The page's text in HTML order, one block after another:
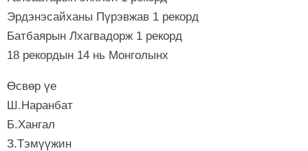
Эрдэнэсайханы Пүрэвжав 1 рекорд
Батбаярын Лхагвадорж 1 рекорд
18 рекордын 14 нь Монголынх
Өсвөр үе
Ш.Наранбат
Б.Хангал
З.Тэмүүжин